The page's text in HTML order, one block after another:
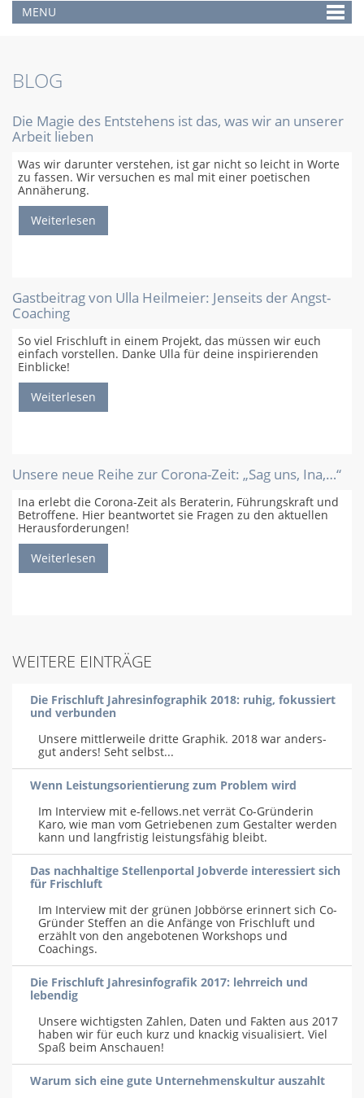
MENU
BLOG
Die Magie des Entstehens ist das, was wir an unserer
Arbeit lieben
Was wir darunter verstehen, ist gar nicht so leicht in Worte
zu fassen. Wir versuchen es mal mit einer poetischen
Annäherung.
Weiterlesen
Gastbeitrag von Ulla Heilmeier: Jenseits der Angst-
Coaching
So viel Frischluft in einem Projekt, das müssen wir euch
einfach vorstellen. Danke Ulla für deine inspirierenden
Einblicke!
Weiterlesen
Unsere neue Reihe zur Corona-Zeit: „Sag uns, Ina,…“
Ina erlebt die Corona-Zeit als Beraterin, Führungskraft und
Betroffene. Hier beantwortet sie Fragen zu den aktuellen
Herausforderungen!
Weiterlesen
WEITERE EINTRÄGE
Die Frischluft Jahresinfographik 2018: ruhig, fokussiert
und verbunden
Unsere mittlerweile dritte Graphik. 2018 war anders-
gut anders! Seht selbst...
Wenn Leistungsorientierung zum Problem wird
Im Interview mit e-fellows.net verrät Co-Gründerin
Karo, wie man vom Getriebenen zum Gestalter werden
kann und langfristig leistungsfähig bleibt.
Das nachhaltige Stellenportal Jobverde interessiert sich
für Frischluft
Im Interview mit der grünen Jobbörse erinnert sich Co-
Gründer Steffen an die Anfänge von Frischluft und
erzählt von den angebotenen Workshops und
Coachings.
Die Frischluft Jahresinfografik 2017: lehrreich und
lebendig
Unsere wichtigsten Zahlen, Daten und Fakten aus 2017
haben wir für euch kurz und knackig visualisiert. Viel
Spaß beim Anschauen!
Warum sich eine gute Unternehmenskultur auszahlt